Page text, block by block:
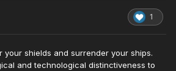
1
your shields and surrender your ships.
and technological distinctiveness to